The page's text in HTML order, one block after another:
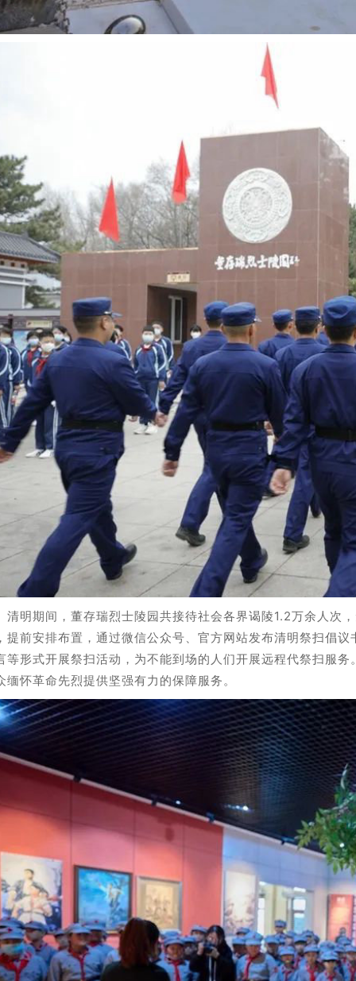
期间，董存瑞烈士陵园共接待社会各界谒陵1.2万余人次，
提前安排布置，通过微信公众号、官方网站发布清明祭扫倡
等形式开展祭扫活动，为不能到场的人们开展远程代祭扫服
缅怀革命先烈提供坚强有力的保障服务。